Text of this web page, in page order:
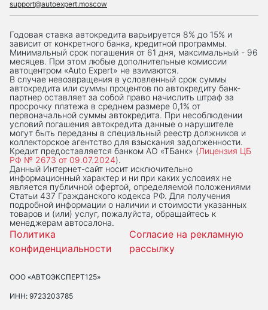
support@autoexpert.moscow
Годовая ставка автокредита варьируется 8% до 15% и
зависит от конкретного банка, кредитной программы.
Минимальный срок погашения от 61 дня, максимальный - 96
месяцев. При этом любые дополнительные комиссии
автоцентром «Auto Expert» не взимаются.
В случае невозвращения в условленный срок суммы
автокредита или суммы процентов по автокредиту банк-
партнер оставляет за собой право начислить штраф за
просрочку платежа в среднем размере 0,1% от
первоначальной суммы автокредита. При несоблюдении
условий погашения автокредита данные о нарушителе
могут быть переданы в специальный реестр должников и
коллекторское агентство для взыскания задолженности.
Кредит предоставляется банком АО «ТБанк» (Лицензия ЦБ
РФ № 2673 от 09.07.2024).
Данный Интернет-сaйт носит исключительно
информационный характер и ни при каких условиях не
является публичной офертой, определяемой положениями
Статьи 437 Гражданского кодекса РФ. Для получения
подробной информации о наличии и стоимости указанных
товаров и (или) услуг, пожалуйста, обращайтесь к
менеджерам автосалона.
Политика
конфиденциальности
Согласие на рекламную
рассылку
ООО «АВТОЭКСПЕРТ125»
ИНН: 9723203785